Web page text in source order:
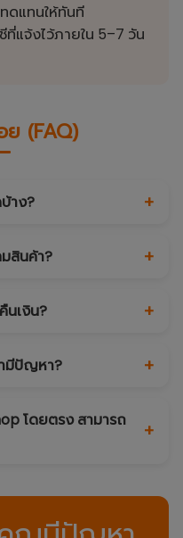
ดแทนให้ทันที
แจ้งไว้ภายใน 5–7 วัน
(FAQ)
าง?
มสินค้า?
นเงิน?
มีปัญหา?
โดยตรง สามารถ